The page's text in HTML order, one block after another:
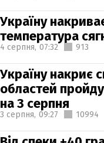
Україну
температура
4 серпня, 07:32 913
Україну накриє
областей
на 3 серпня
3 серпня, 09:27 10994